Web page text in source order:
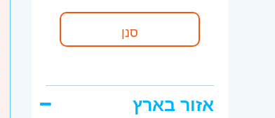
אזור בארץ